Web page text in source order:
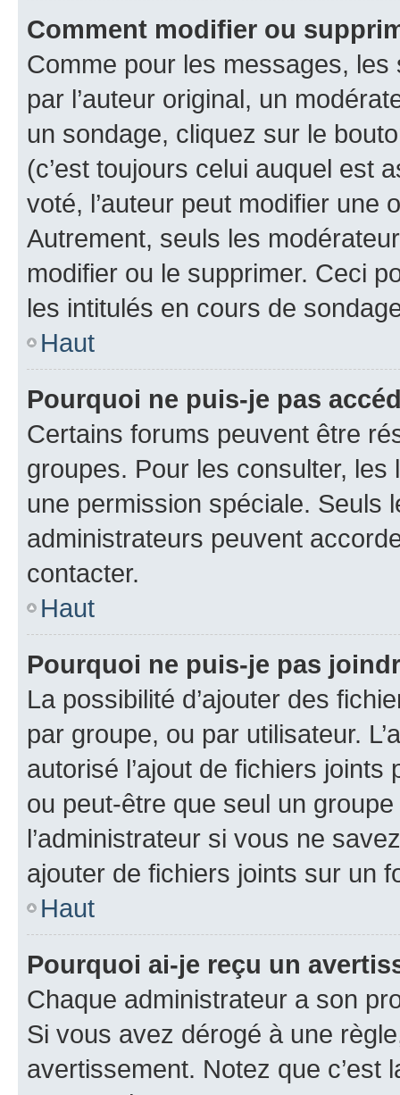
Comment modifier ou
Comme pour les messages,
par l’auteur original, un
un sondage, cliquez sur le
(c’est toujours celui auquel est
voté, l’auteur peut modifier une
Autrement, seuls les
modifier ou le supprimer. Ceci
les intitulés en cours de
Haut
Pourquoi ne puis-je pas
Certains forums peuvent être
groupes. Pour les consulter,
une permission spéciale. Seuls
administrateurs peuvent
contacter.
Haut
Pourquoi ne puis-je pas
La possibilité d’ajouter des
par groupe, ou par utilisateur.
autorisé l’ajout de fichiers
ou peut-être que seul un
l’administrateur si vous ne
ajouter de fichiers joints sur un
Haut
Pourquoi ai-je reçu un
Chaque administrateur a son
Si vous avez dérogé à une
avertissement. Notez que c’est